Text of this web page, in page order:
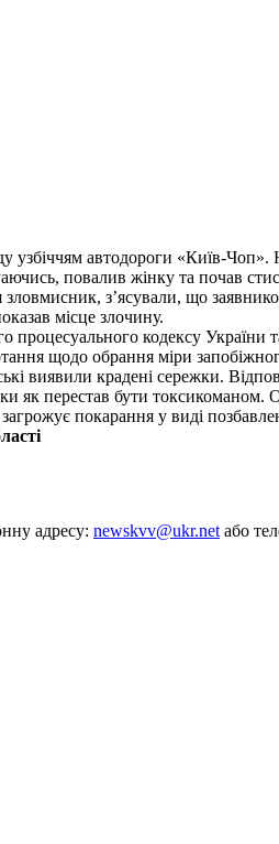
узбіччям автодороги «Київ-
повалив жінку та почав
зловмисник, з’ясували, що
місце злочину.
процесуального кодексу
щодо обрання міри
виявили крадені сережки.
як перестав бути токсикоманом.
покарання у виді
адресу: newskvv@ukr.netабо